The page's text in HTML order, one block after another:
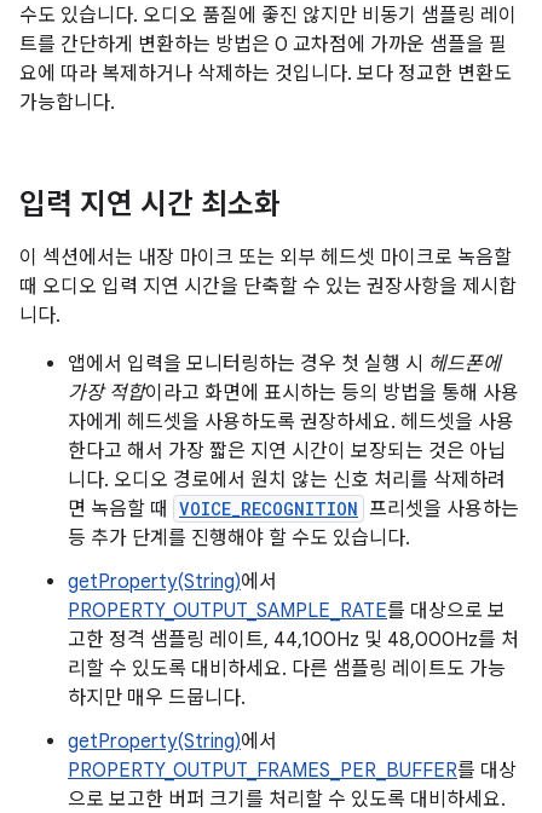
수도 있습니다. 오디오 품질에 좋진 않지만 비동기 샘플링 레이
트를 간단하게 변환하는 방법은 0 교차점에 가까운 샘플을 필
요에 따라 복제하거나 삭제하는 것입니다. 보다 정교한 변환도
가능합니다.
입력 지연 시간 최소화
이 섹션에서는 내장 마이크 또는 외부 헤드셋 마이크로 녹음할
때 오디오 입력 지연 시간을 단축할 수 있는 권장사항을 제시합
니다.
앱에서 입력을 모니터링하는 경우 첫 실행 시 헤드폰에
가장 적합이라고 화면에 표시하는 등의 방법을 통해 사용
자에게 헤드셋을 사용하도록 권장하세요. 헤드셋을 사용
한다고 해서 가장 짧은 지연 시간이 보장되는 것은 아닙
니다. 오디오 경로에서 원치 않는 신호 처리를 삭제하려
면 녹음할 때
VOICE_RECOGNITION 프리셋을 사용하는
등 추가 단계를 진행해야 할 수도 있습니다.
getProperty(String)에서
PROPERTY_OUTPUT_SAMPLE_RATE를 대상으로 보
고한 정격 샘플링 레이트, 44,100Hz 및 48,000Hz를 처
리할 수 있도록 대비하세요. 다른 샘플링 레이트도 가능
하지만 매우 드뭅니다.
getProperty(String)에서
PROPERTY_OUTPUT_FRAMES_PER_BUFFER를 대상
으로 보고한 버퍼 크기를 처리할 수 있도록 대비하세요.